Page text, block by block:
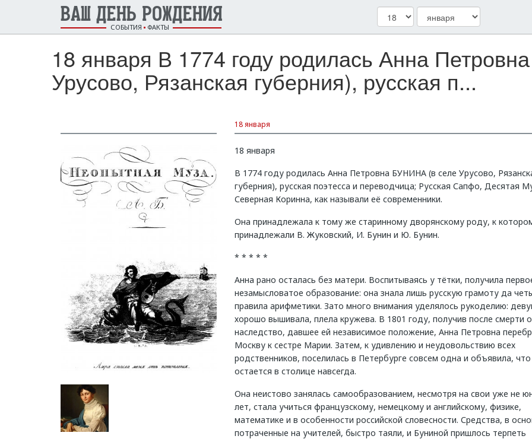
ВАШ ДЕНЬ РОЖДЕНИЯ
СОБЫТИЯ ФАКТЫ
18 января В 1774 году родилась Анна
Урусово, Рязанская губерния), русская п...
18 января
18 января
В 1774 году родилась Анна Петровна БУНИНА (в селе Урусово,
губерния), русская поэтесса и переводчица; Русская Сапфо, Десятая
Северная Коринна, как называли её современники.
Она принадлежала к тому же старинному дворянскому роду, к
принадлежали В. Жуковский, И. Бунин и Ю. Бунин.
* * * * *
Анна рано осталась без матери. Воспитываясь у тётки, получила
незамысловатое образование: она знала лишь русскую грамоту да
правила арифметики. Зато много внимания уделялось рукоделию:
хорошо вышивала, плела кружева. В 1801 году, получив после смерти
наследство, давшее ей независимое положение, Анна Петровна
Москву к сестре Марии. Затем, к удивлению и неудовольствию всех
родственников, поселилась в Петербурге совсем одна и объявила, что
остается в столице навсегда.
Она неистово занялась самообразованием, несмотря на свои уже не
лет, стала учиться французскому, немецкому и английскому, физике,
математике и в особенности российской словесности. Средства, в
потраченные на учителей, быстро таяли, и Буниной пришлось терпеть